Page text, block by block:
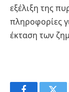
εξέλιξη της
πληροφορίες
έκταση των